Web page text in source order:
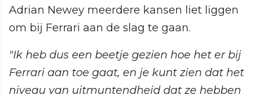
Adrian Newey meerdere kansen liet liggen
om bij Ferrari aan de slag te gaan.
"Ik heb dus een beetje gezien hoe het er bij
Ferrari aan toe gaat, en je kunt zien dat het
niveau van uitmuntendheid dat ze hebben